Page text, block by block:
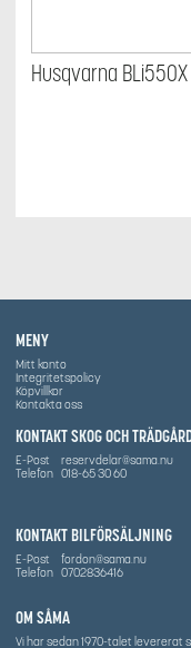
Husqvarna
MENY
Mitt konto
Integritetspolicy
Köpvillkor
Kontakta oss
KONTAKT SKOG OCH
E-Post
reservdelar@sama.nu
Telefon 018-65 30 60
KONTAKT BILFÖRSÄLJNING
E-Post
fordon@sama.nu
Telefon 0702836416
OM SÅMA
Vi har sedan 1970-talet levererat